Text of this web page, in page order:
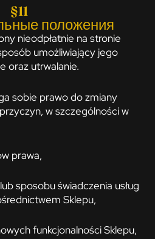
§11
положения
nieodpłatnie na stronie
umożliwiający jego
oraz utrwalanie.
sobie prawo do zmiany
w szczególności w
prawa,
sposobu świadczenia usług
Sklepu,
funkcjonalności Sklepu,